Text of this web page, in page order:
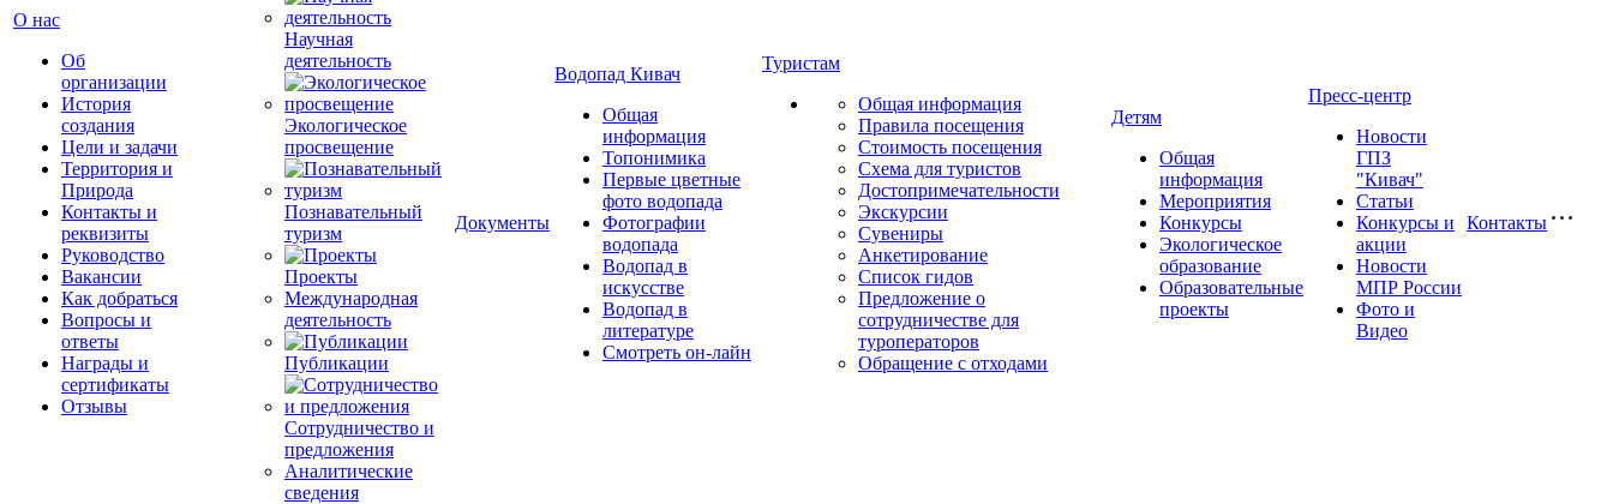
О нас
Об
организации
История
создания
Цели и задачи
Территория и
Природа
Контакты и
реквизиты
Руководство
Вакансии
Как добраться
Вопросы и
ответы
Награды и
сертификаты
Отзывы
Научная
деятельность
Экологическое
просвещение
Познавательный
туризм
Проекты
Международная
деятельность
Публикации
Сотрудничество и
предложения
Аналитические
сведения
Документы
Водопад Кивач
Общая
информация
Топонимика
Первые цветные
фото водопада
Фотографии
водопада
Водопад в
искусстве
Водопад в
литературе
Смотреть он-лайн
Туристам
Общая информация
Правила посещения
Стоимость посещения
Схема для туристов
Достопримечательности
Экскурсии
Сувениры
Анкетирование
Список гидов
Предложение о
сотрудничестве для
туроператоров
Обращение с отходами
Детям
Общая
информация
Мероприятия
Конкурсы
Экологическое
образование
Образовательные
проекты
Пресс-центр
Новости
ГПЗ
"Кивач"
Статьи
Конкурсы и
акции
Новости
МПР России
Фото и
Видео
Контакты